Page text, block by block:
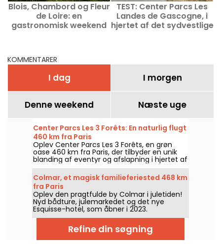
Blois, Chambord og Fleur
de Loire: en
gastronomisk weekend
TEST: Center Parcs Les
Landes de Gascogne, i
hjertet af det sydvestlige
KOMMENTARER
I dag I morgen
Denne weekend Næste uge
Center Parcs Les 3 Forêts: En naturlig flugt
460 km fra Paris
Oplev Center Parcs Les 3 Forêts, en grøn
oase 460 km fra Paris, der tilbyder en unik
blanding af eventyr og afslapning i hjertet af
naturen.
Colmar, et magisk familieferiested 468 km
fra Paris
Oplev den pragtfulde by Colmar i juletiden!
Nyd bådture, julemarkedet og det nye
Esquisse-hotel, som åbner i 2023.
Refine din søgning